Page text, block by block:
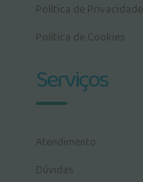
Política de Privacidade
Política de Cookies
Serviços
Atendimento
Dúvidas